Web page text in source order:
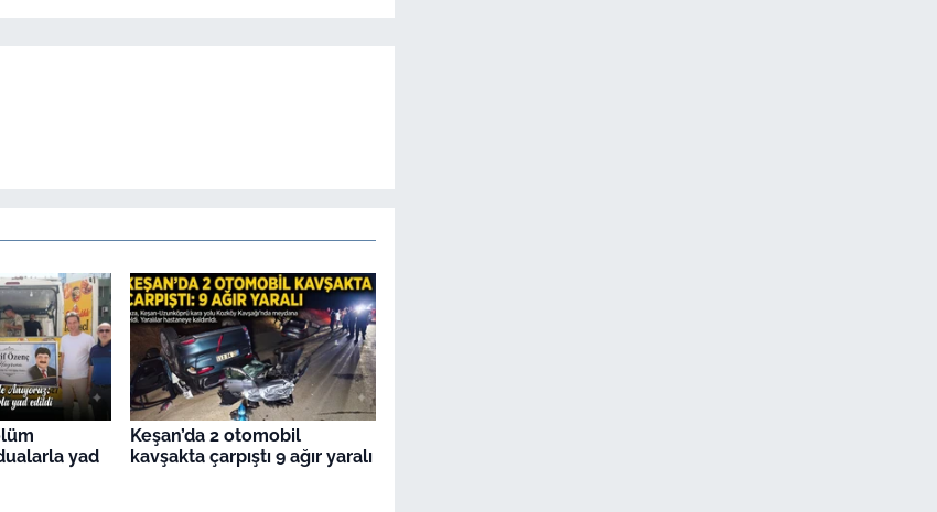
yad
Keşan’da 2 otomobil
kavşakta çarpıştı 9 ağır yaralı